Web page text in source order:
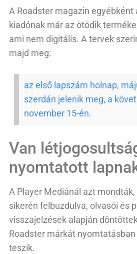
A Roadster magazin
kiadónak már az ötödik
ami nem digitális. A tervek
majd meg:
az első lapszám holnap,
szerdán jelenik meg, a
november 15-én.
Van
nyomtatott
A Player Mediánál azt
sikerén felbuzdulva, olvasói és
visszajelzések alapján
Roadster márkát
teszik.